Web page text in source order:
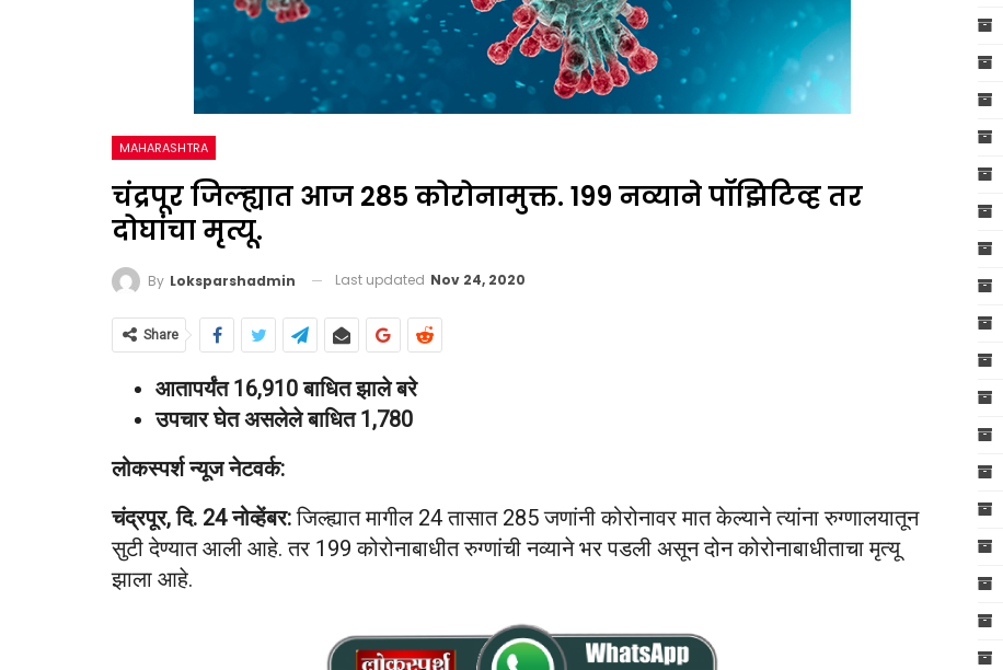
MAHARASHTRA
चंद्रपूर जिल्ह्यात आज 285 कोरोनामुक्त. 199 नव्याने पॉझिटिव्ह तर
दोघांचा मृत्यू.
By Loksparshadmin Last updated Nov 24, 2020
Share
आतापर्यंत 16,910 बाधित झाले बरे
उपचार घेत असलेले बाधित 1,780
लोकस्पर्श न्यूज नेटवर्क:
चंद्रपूर, दि. 24 नोव्हेंबर:जिल्ह्यात मागील 24 तासात 285 जणांनी कोरोनावर मात केल्याने त्यांना रुग्णालयातून
सुटी देण्यात आली आहे. तर 199 कोरोनाबाधीत रुग्णांची नव्याने भर पडली असून दोन कोरोनाबाधीताचा मृत्यू
झाला आहे.